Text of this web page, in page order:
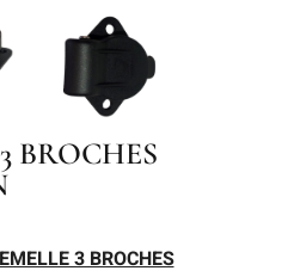
BROCHES
3 BROCHES